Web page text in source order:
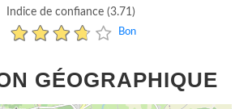
Indice de confiance (3.71)
Bon
GÉOGRAPHIQUE